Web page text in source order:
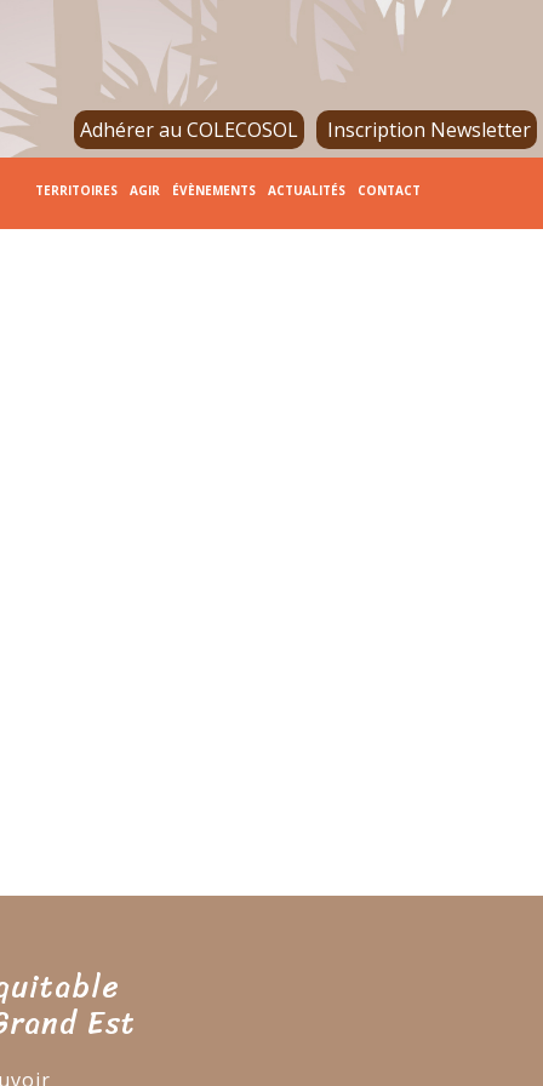
TERRITOIRES AGIR ÉVÈNEMENTS ACTUALITÉS CONTACT
Adhérer au COLECOSOL Inscription Newsletter
Est